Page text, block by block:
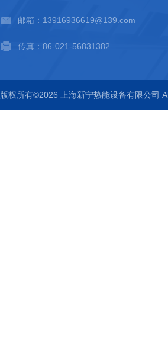
邮箱：13916936619@139.com
传真：86-021-56831382
版权所有©2026 上海新宁热能设备有限公司